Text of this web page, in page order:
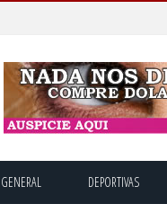
DEPORTIVAS